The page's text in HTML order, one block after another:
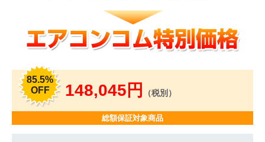
85.5%
OFF
148,045円 （税別）
総額保証対象商品